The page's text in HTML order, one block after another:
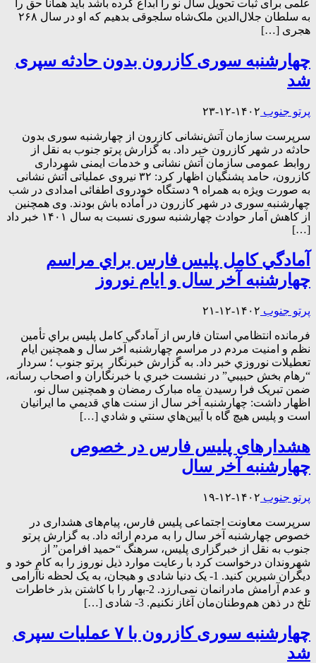
علمی‌ برای‌ ثبات‌ تحویل‌ سال‌ نو را ابداع‌ کرده‌ باشد باید همانا حق‌ را
به‌ سلطان‌ جلال‌الدین‌ ملک‌شاه‌ سلجوقی‌ بدهیم‌ که‌ او در سال‌ ۲۶۸
هجری‌ […]
چهارشنبه سوری کازرون بدون حادثه سپری
شد
پرتو جنوب ۱۴۰۲-۱۲-۲۳
سرپرست سازمان آتش‌نشانی کازرون از چهارشنبه سوری بدون
حادثه در شهر کازرون خبر داد. به گزارش پرتو جنوب به نقل از
روابط عمومی سازمان آتش نشانی و خدمات ایمنی شهرداری
کازرون، حامد پشنگیان اظهار کرد: ۳۲ نیروی عملیاتی آتش نشانی
به صورت ویژه به همراه ۹ دستگاه خودروی اطفائی امدادی در شب
چهارشنبه سوری در شهر کازرون در آماده باش بودند. وی همچنین
از کاهش آمار حوادث چهارشنبه سوری نسبت به سال ۱۴۰۱ خبر داد
[…]
آمادگي کامل پليس فارس براي مراسم
چهارشنبه آخر سال و ايام نوروز
پرتو جنوب ۱۴۰۲-۱۲-۲۱
فرمانده انتظامي استان فارس از آمادگي کامل پليس براي تأمين
نظم و امنيت مردم در مراسم چهارشنبه آخر سال و همچنين ايام
تعطيلات نوروزي خبر داد. به گزارش خبرنگار پرتو جنوب ؛ سردار
“رهام بخش حبيبي” در نشست خبري با خبرنگاران و اصحاب رسانه،
ضمن تبريک فرا رسيدن ماه مبارک رمضان و همچنين سال نو،
اظهار داشت: چهارشنبه آخر سال از سنت هاي قديمي ما ايرانيان
است و پليس هيچ گاه با آيين‌هاي سنتي و شادي […]
هشدارهای پلیس فارس در خصوص
چهارشنبه آخر سال
پرتو جنوب ۱۴۰۲-۱۲-۱۹
سرپرست معاونت اجتماعی پلیس فارس، پیام‌های هشداری در
خصوص چهارشنبه آخر سال را به مردم ارائه داد. به گزارش پرتو
جنوب به نقل از خبرگزاری پلیس، سرهنگ “حمید افرامن” از
شهروندان درخواست کرد با رعایت موارد ذیل نوروز را به کام خود و
دیگران شیرین کنید. 1- یک دنیا شادی و هیجان، به یک لحظه‌ ناآرامی
و عدم آرامش مادرانمان نمی‌ارزد. 2-بهار را با کاشتن بذر خاطرات
تلخ در ذهن هم‌وطنان‌مان آغاز نکنیم. 3- شادی […]
چهارشنبه سوری کازرون با ۷ عملیات سپری
شد